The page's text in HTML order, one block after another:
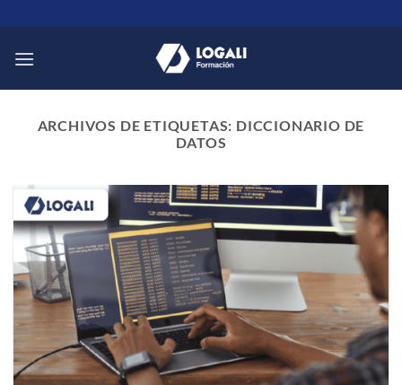
al
contenido
ARCHIVOS DE ETIQUETAS: DICCIONARIO DE
DATOS